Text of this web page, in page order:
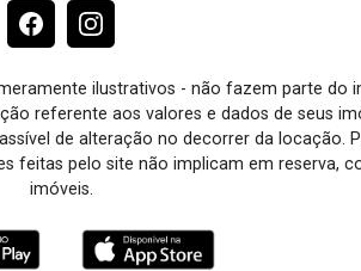
ilustrativos - não fazem parte do
referente aos valores e dados de seus
de alteração no decorrer da locação.
feitas pelo site não implicam em reserva,
imóveis.